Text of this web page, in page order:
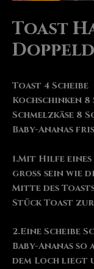
Toast
Toast 4 Scheibe
Kochschinken 8
Schmelzkäse 8
Baby-Ananas
1.Mit Hilfe
groß sein wie
Mitte des
Stück Toast
2.Eine Scheibe
Baby-Ananas so
dem Loch liegt